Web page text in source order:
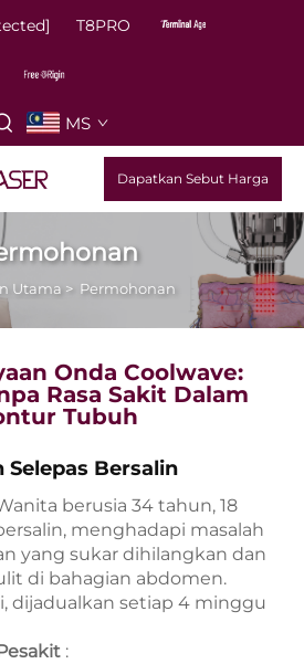
T8PRO
MS
Dapatkan Sebut Harga
Utama > Permohonan
Onda Coolwave:
Rasa Sakit Dalam
Tubuh
Bersalin
berusia 34 tahun, 18
menghadapi masalah
yang sukar dihilangkan dan
di bahagian abdomen.
dijadualkan setiap 4 minggu
: